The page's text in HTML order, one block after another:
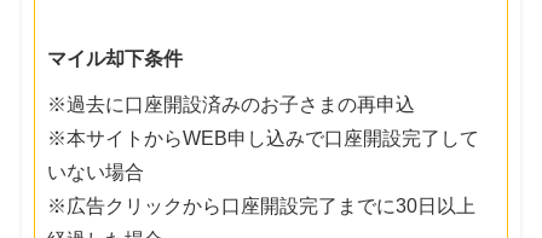
マイル却下条件
※過去に口座開設済みのお子さまの再申込
※本サイトからWEB申し込みで口座開設完了して
いない場合
※広告クリックから口座開設完了までに30日以上